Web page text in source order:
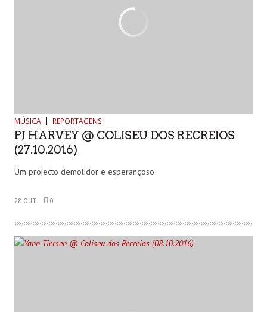
MÚSICA REPORTAGENS
PJ HARVEY @ COLISEU DOS RECREIOS
(27.10.2016)
Um projecto demolidor e esperançoso
28 OUT 0